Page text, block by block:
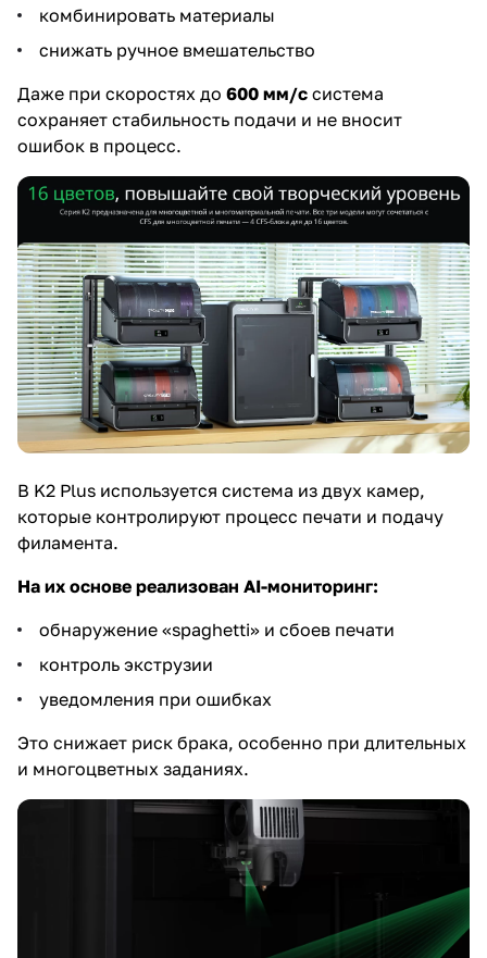
комбинировать материалы
снижать ручное вмешательство
Даже при скоростях до 600 мм/с система
сохраняет стабильность подачи и не вносит
ошибок в процесс.
В K2 Plus используется система из двух камер,
которые контролируют процесс печати и подачу
филамента.
На их основе реализован AI-мониторинг:
обнаружение «spaghetti» и сбоев печати
контроль экструзии
уведомления при ошибках
Это снижает риск брака, особенно при длительных
и многоцветных заданиях.